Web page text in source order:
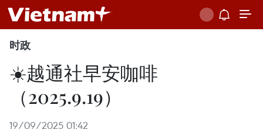
时政
☀️越通社早安咖啡
（2025.9.19）
19/09/2025 01:42